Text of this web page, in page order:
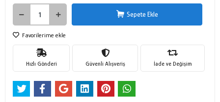
Sepete Ekle
Favorilerime ekle
Hızlı Gönderi Güvenli Alışveriş İade ve Değişim